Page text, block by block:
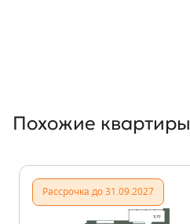
Похожие квартиры
Рассрочка до 31.09.2027